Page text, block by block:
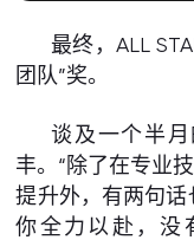
最终，ALL
团队”奖。
谈及一个半
丰。“除了在专业
提升外，有两句话
你全力以赴，没